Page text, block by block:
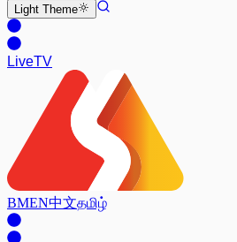
Light Theme
LiveTV
BMEN中文தமிழ்